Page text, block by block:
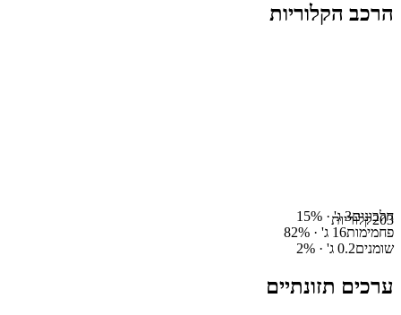
הרכב הקלוריות
203קלוריותחלבונים3ג' · 15%
פחמימות16 ג' · 82%
שומנים0.2 ג' · 2%
ערכים תזונתיים